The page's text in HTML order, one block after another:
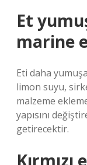
Et
marine
Eti daha
limon suyu,
malzeme
yapısını
getirecektir.